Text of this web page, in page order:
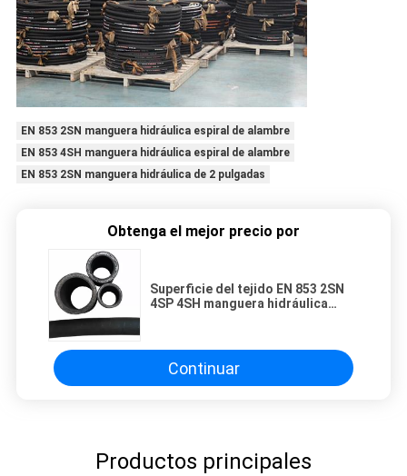
EN 853 2SN manguera hidráulica espiral de alambre
EN 853 4SH manguera hidráulica espiral de alambre
EN 853 2SN manguera hidráulica de 2 pulgadas
Obtenga el mejor precio por
Superficie del tejido EN 853 2SN
4SP 4SH manguera hidráulica
Continuar
Productos principales